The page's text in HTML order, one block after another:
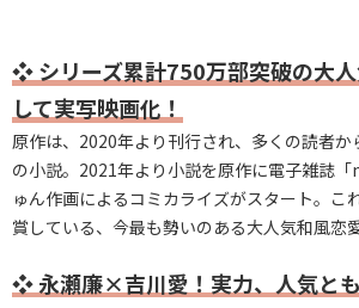
❖ シリーズ累計750万部突破の大
して実写映画化！
原作は、2020年より刊行され、多くの読者
の小説。2021年より小説を原作に電子雑誌
ゅん作画によるコミカライズがスタート。こ
賞している、今最も勢いのある大人気和風恋
❖ 永瀬廉×吉川愛！実力、人気と